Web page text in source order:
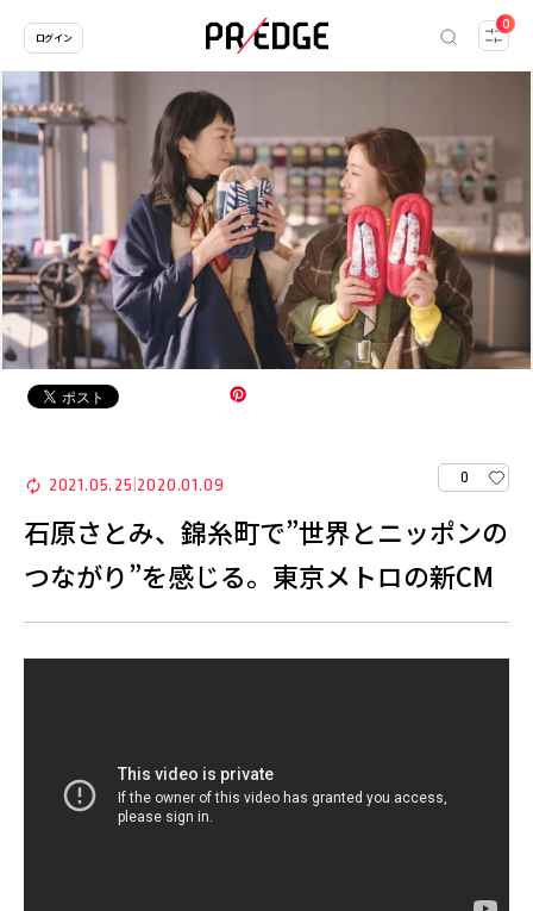
0
ログイン
2021.05.25 2020.01.09 0
石原さとみ、錦糸町で”世界とニッポンの
つながり”を感じる。東京メトロの新CM